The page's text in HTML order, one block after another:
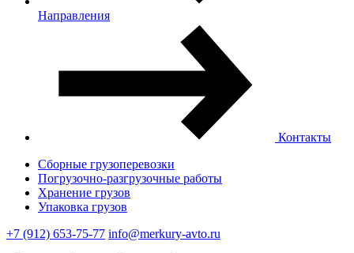
Направления
Контакты
Сборные грузоперевозки
Погрузочно-разгрузочные работы
Хранение грузов
Упаковка грузов
+7 (912) 653-75-77 info@merkury-avto.ru